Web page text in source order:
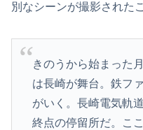
別なシーンが撮影された
きのうから始まった
は長崎が舞台。鉄フ
がいく。長崎電気軌
終点の停留所だ。こ